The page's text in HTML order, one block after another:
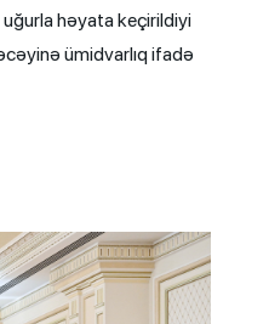
həyata keçirildiyi
ümidvarlıq ifadə